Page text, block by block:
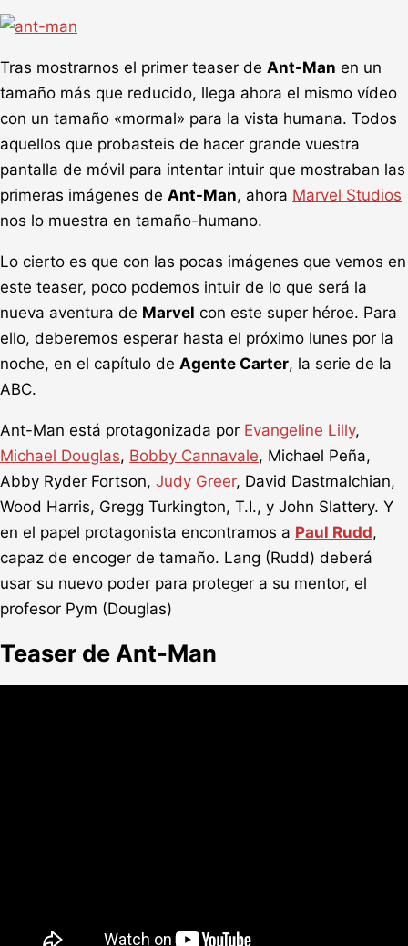
Tras mostrarnos el primer teaser de Ant-Man en un
tamaño más que reducido, llega ahora el mismo vídeo
con un tamaño «mormal» para la vista humana. Todos
aquellos que probasteis de hacer grande vuestra
pantalla de móvil para intentar intuir que mostraban las
primeras imágenes de Ant-Man, ahora Marvel Studios
nos lo muestra en tamaño-humano.
Lo cierto es que con las pocas imágenes que vemos en
este teaser, poco podemos intuir de lo que será la
nueva aventura de Marvel con este super héroe. Para
ello, deberemos esperar hasta el próximo lunes por la
noche, en el capítulo de Agente Carter, la serie de la
ABC.
Ant-Man está protagonizada por Evangeline Lilly,
Michael Douglas, Bobby Cannavale, Michael Peña,
Abby Ryder Fortson, Judy Greer, David Dastmalchian,
Wood Harris, Gregg Turkington, T.I., y John Slattery. Y
en el papel protagonista encontramos a Paul Rudd,
capaz de encoger de tamaño. Lang (Rudd) deberá
usar su nuevo poder para proteger a su mentor, el
profesor Pym (Douglas)
Teaser de Ant-Man